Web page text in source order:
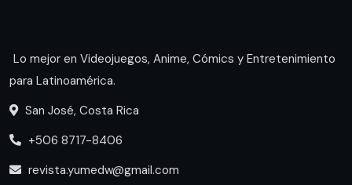
Lo mejor en Videojuegos, Anime, Cómics y Entretenimiento
para Latinoamérica.
San José, Costa Rica
+506 8717-8406
revista.yumedw@gmail.com